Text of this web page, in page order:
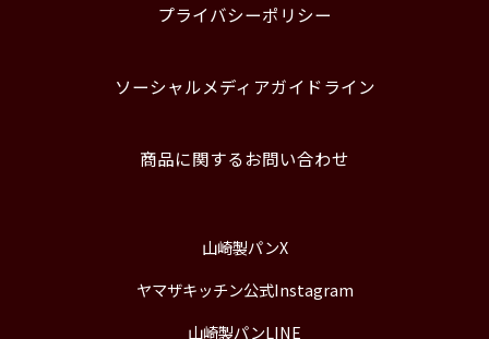
プライバシーポリシー
ソーシャルメディアガイドライン
商品に関するお問い合わせ
山崎製パンX
ヤマザキッチン公式Instagram
山崎製パンLINE